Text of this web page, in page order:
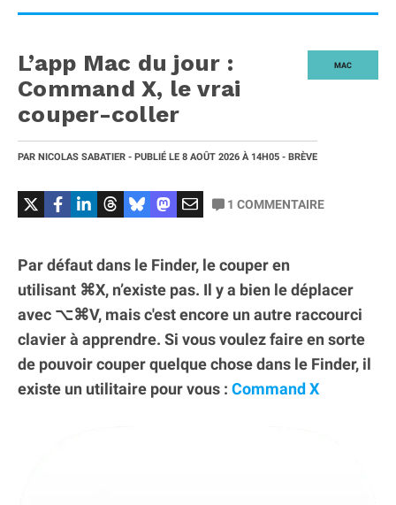
MAC
L’app Mac du jour :
Command X, le vrai
couper-coller
PAR NICOLAS SABATIER - PUBLIÉ LE 8 AOÛT 2026 À 14H05 - BRÈVE
1 COMMENTAIRE
Par défaut dans le Finder, le couper en
utilisant ⌘X, n’existe pas. Il y a bien le déplacer
avec ⌥⌘V, mais c'est encore un autre raccourci
clavier à apprendre. Si vous voulez faire en sorte
de pouvoir couper quelque chose dans le Finder, il
existe un utilitaire pour vous : Command X